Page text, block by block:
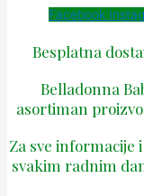
Facebook
Besplatna
Belladonna
asortiman
Za sve informacije
svakim radnim